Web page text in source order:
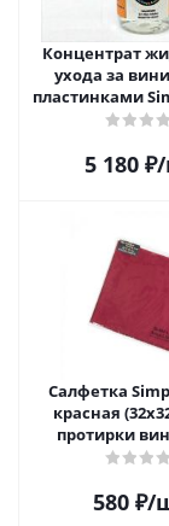
Концентрат
ухода за
пластинками
200мл
5 180₽
Салфетка
красная
протирки
пластинок из
580 ₽/